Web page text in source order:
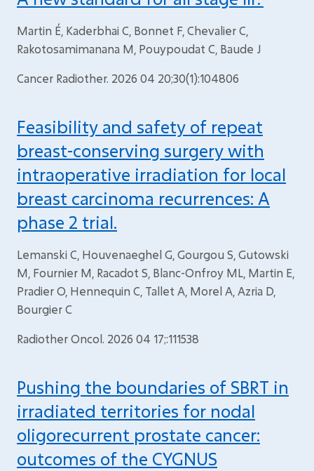
Martin É, Kaderbhai C, Bonnet F, Chevalier C,
Rakotosamimanana M, Pouypoudat C, Baude J
Cancer Radiother. 2026 04 20;30(1):104806
Feasibility and safety of repeat
breast-conserving surgery with
intraoperative irradiation for local
breast carcinoma recurrences: A
phase 2 trial.
Lemanski C, Houvenaeghel G, Gourgou S, Gutowski
M, Fournier M, Racadot S, Blanc-Onfroy ML, Martin E,
Pradier O, Hennequin C, Tallet A, Morel A, Azria D,
Bourgier C
Radiother Oncol. 2026 04 17;:111538
Pushing the boundaries of SBRT in
irradiated territories for nodal
oligorecurrent prostate cancer:
outcomes of the CYGNUS